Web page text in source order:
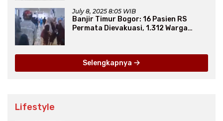
July 8, 2025 8:05 WIB
Banjir Timur Bogor: 16 Pasien RS
Permata Dievakuasi, 1.312 Warga
Selengkapnya
Lifestyle